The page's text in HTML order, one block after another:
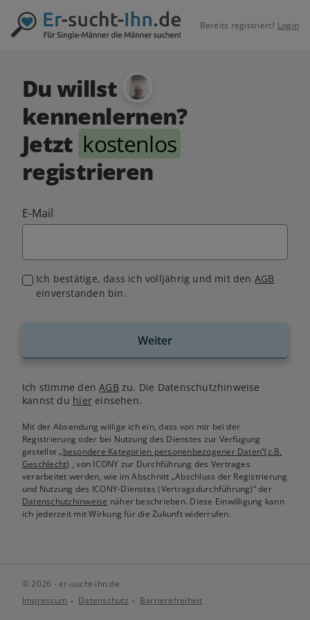
Bereits registriert? Login
Du willst
kennenlernen?
Jetzt kostenlos
registrieren
E-Mail
Ich bestätige, dass ich volljährig und mit den AGB
einverstanden bin.
Weiter
Ich stimme denAGB zu. Die Datenschutzhinweise
kannst du hiereinsehen.
Mit der Absendung willige ich ein, dass von mir bei der
Registrierung oder bei Nutzung des Dienstes zur Verfügung
gestellte„besondere Kategorien personenbezogener Daten“(z.B.
Geschlecht) , von ICONY zur Durchführung des Vertrages
verarbeitet werden, wie im Abschnitt „Abschluss der Registrierung
und Nutzung des ICONY-Dienstes (Vertragsdurchführung)“ der
Datenschutzhinweise näher beschrieben. Diese Einwilligung kann
ich jederzeit mit Wirkung für die Zukunft widerrufen.
© 2026 - er-sucht-ihn.de
Impressum
Datenschutz Barrierefreiheit